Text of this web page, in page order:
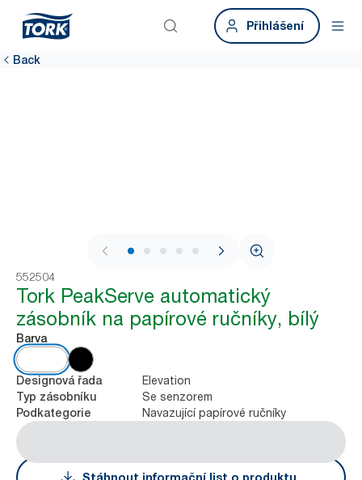
Přihlášení
Back
1 / 8
552504
Tork PeakServe automatický
zásobník na papírové ručníky, bílý
Barva
Designová řada Elevation
Typ zásobníku Se senzorem
Podkategorie Navazující papírové ručníky
Stáhnout informační list o produktu